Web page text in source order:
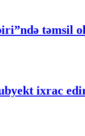
təmsil
ixrac